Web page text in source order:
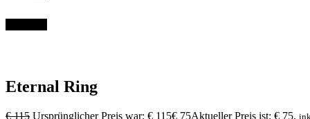
Eternal Ring
€115 Ursprünglicher Preis war: € 115€ 75Aktueller Preis ist: € 75.